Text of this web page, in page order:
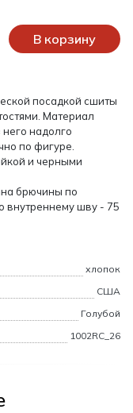
В корзину
посадкой сшиты
Материал
надолго
по фигуре.
и черными
брючины по
внутреннему шву - 75
хлопок
США
Голубой
1002RC_26